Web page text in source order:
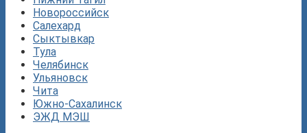
Новороссийск
Салехард
Сыктывкар
Тула
Челябинск
Ульяновск
Чита
Южно-Сахалинск
ЭЖД МЭШ